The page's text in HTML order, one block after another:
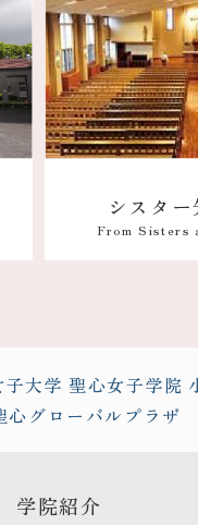
シスタ
From Sisters
大学 聖心女子学院
心グローバルプラザ
学院紹介